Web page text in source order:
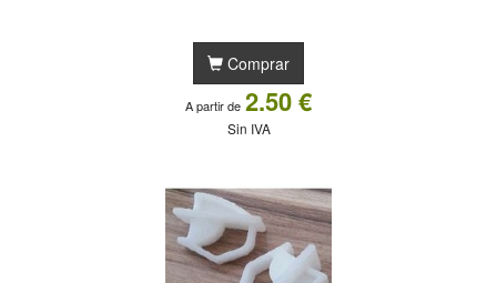
Comprar
A partir de 2.50 €
Sin IVA